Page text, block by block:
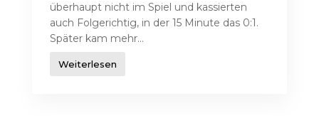
überhaupt nicht im Spiel und kassierten
auch Folgerichtig, in der 15 Minute das 0:1.
Später kam mehr...
Weiterlesen